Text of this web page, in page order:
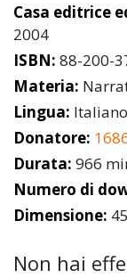
Casa editrice
2004
ISBN: 88-200-
Materia:
Lingua: Italiano
Donatore:
Durata: 966
Numero di
Dimensione:
Non hai